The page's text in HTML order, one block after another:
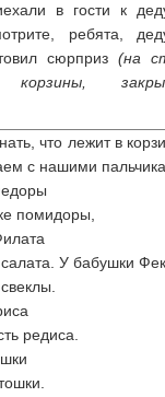
в гости к
ребята,
сюрприз(на
что лежит в
с нашими
помидоры,
У бабушки
редиса.